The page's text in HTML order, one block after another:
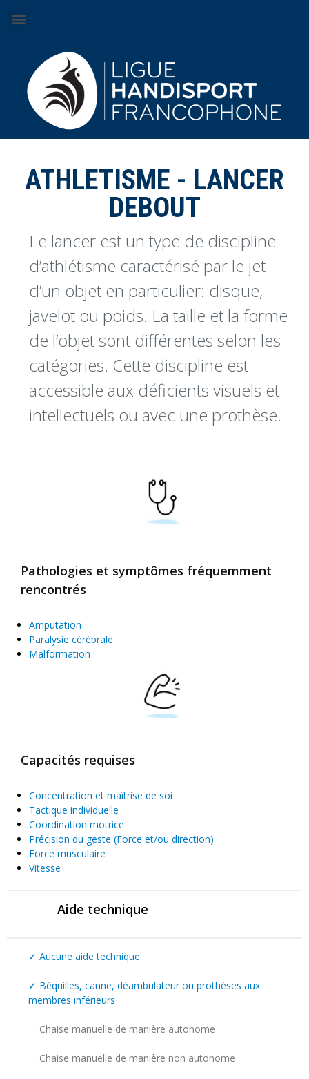
ATHLETISME - LANCER
DEBOUT
Le lancer est un type de discipline
d’athlétisme caractérisé par le jet
d’un objet en particulier: disque,
javelot ou poids. La taille et la forme
de l’objet sont différentes selon les
catégories. Cette discipline est
accessible aux déficients visuels et
intellectuels ou avec une prothèse.
Pathologies et symptômes fréquemment
rencontrés
Amputation
Paralysie cérébrale
Malformation
Capacités requises
Concentration et maîtrise de soi
Tactique individuelle
Coordination motrice
Précision du geste (Force et/ou direction)
Force musculaire
Vitesse
Aide technique
✓ Aucune aide technique
✓ Béquilles, canne, déambulateur ou prothèses aux
membres inférieurs
Chaise manuelle de manière autonome
Chaise manuelle de manière non autonome